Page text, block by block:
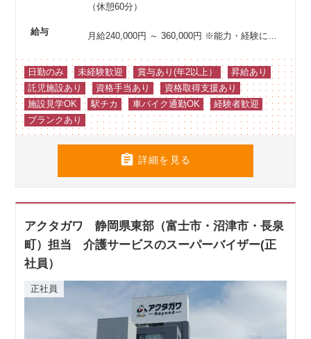
（休憩60分）
給与 月給240,000円 ～ 360,000円 ※能力・経験により優遇
日勤のみ 未経験歓迎 賞与あり(年2以上）
昇給あり
託児施設あり
資格手当あり
資格取得支援あり
施設見学OK
駅チカ 車バイク通勤OK
経験者歓迎
ブランクあり
 詳細を見る
アクタガワ 静岡県東部（富士市・沼津市・長泉
町）担当 介護サービスのスーパーバイザー(正
社員）
正社員